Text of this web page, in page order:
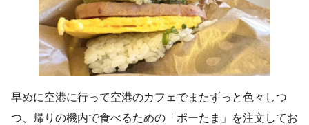
早めに空港に行って空港のカフェでまたずっと色々しつ
つ、帰りの機内で食べるための「ポーたま」を注文してお